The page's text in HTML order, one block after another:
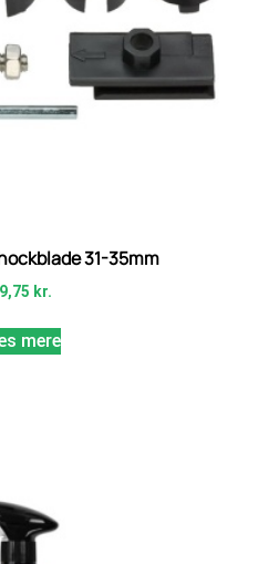
31-35mm
kr.
mere